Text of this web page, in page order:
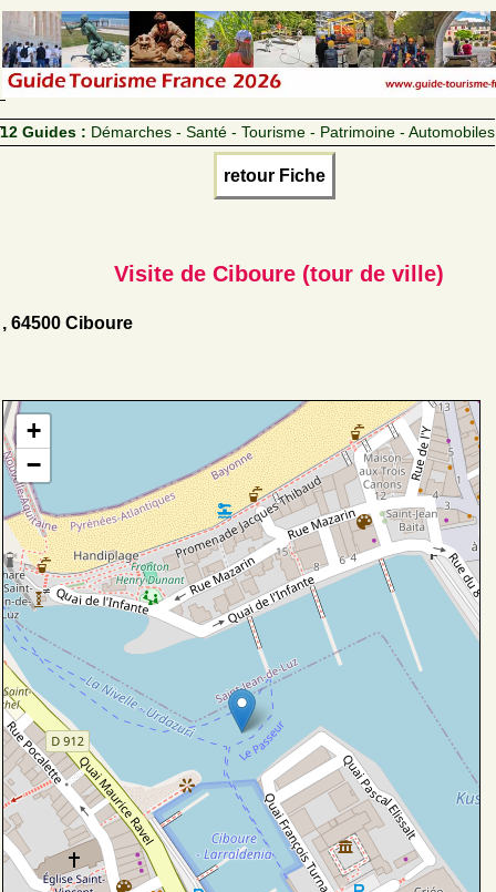
12 Guides : Démarches - Santé - Tourisme - Patrimoine - Automobiles
retour Fiche
Visite de Ciboure (tour de ville)
, 64500 Ciboure
+
−